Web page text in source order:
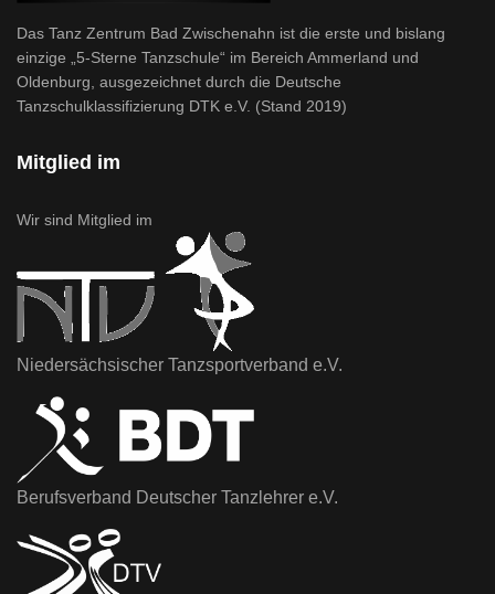
Das Tanz Zentrum Bad Zwischenahn ist die erste und bislang
einzige „5-Sterne Tanzschule“ im Bereich Ammerland und
Oldenburg, ausgezeichnet durch die Deutsche
Tanzschulklassifizierung DTK e.V. (Stand 2019)
Mitglied im
Wir sind Mitglied im
Niedersächsischer Tanzsportverband e.V.
Berufsverband Deutscher Tanzlehrer e.V.